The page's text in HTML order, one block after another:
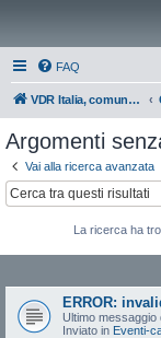
FAQ
VDR Italia, comunità italiana utilizzatori VDR
Argomenti
Vai alla ricerca avanzata
La ricerca ha
ERROR:
Ultimo messaggio
Inviato in Eventi-